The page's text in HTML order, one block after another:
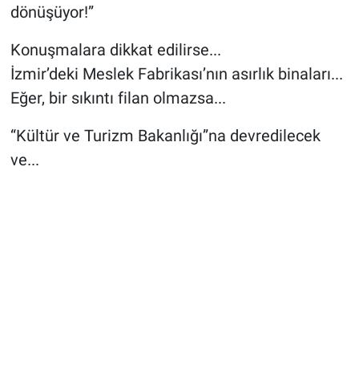
dönüşüyor!”
Konuşmalara dikkat edilirse...
İzmir’deki Meslek Fabrikası’nın asırlık binaları...
Eğer, bir sıkıntı filan olmazsa...
“Kültür ve Turizm Bakanlığı”na devredilecek
ve...